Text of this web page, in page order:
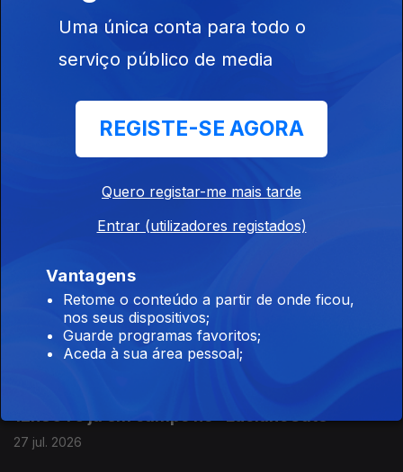
29 jul. 2026
12h30 Chaloupek "é bom para Benfica"
18h30 PJ investiga arbitragem portuguesa
27 jul. 2026
27 jul. 2026
Uma única conta para todo o
serviço público de media
REGISTE-SE AGORA
Quero registar-me mais tarde
Entrar (utilizadores registados)
Vantagens
Retome o conteúdo a partir de onde ficou,
nos seus dispositivos;
Guarde programas favoritos;
Aceda à sua área pessoal;